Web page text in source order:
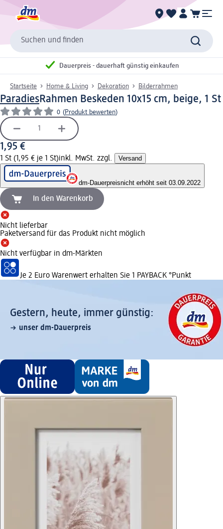
Suchen und finden
Dauerpreis - dauerhaft günstig einkaufen
Startseite Home & Living Dekoration Bilderrahmen
ParadiesRahmen Beskeden 10x15 cm, beige, 1 St
0 (Produkt bewerten)
1,95 €
1 St (1,95 € je 1 St)inkl. MwSt. zzgl. Versand
dm-Dauerpreisnicht erhöht seit 03.09.2022
In den Warenkorb
Nicht lieferbar
Paketversand für das Produkt nicht möglich
Nicht verfügbar in dm-Märkten
Je 2 Euro Warenwert erhalten Sie 1 PAYBACK °Punkt
Gestern, heute, immer günstig:
unser dm-Dauerpreis